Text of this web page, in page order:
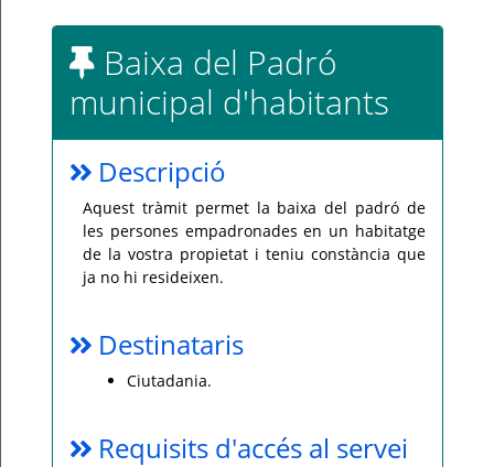
qualsevol
incidència,
ajuntament.
Baixa del Padró
municipal d'habitants
Descripció
Aquest tràmit permet la baixa del padró de
les persones empadronades en un habitatge
de la vostra propietat i teniu constància que
ja no hi resideixen.
Destinataris
Ciutadania.
Requisits d'accés al servei